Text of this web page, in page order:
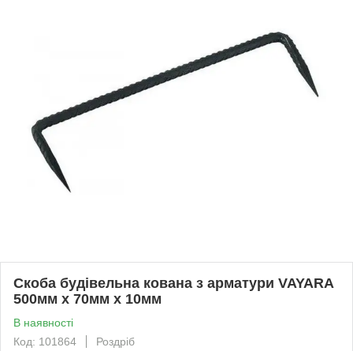
Скоба будівельна кована з арматури VAYARA
500мм х 70мм х 10мм
В наявності
Код: 101864
Роздріб